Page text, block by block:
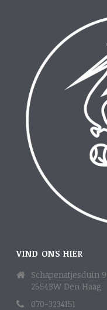
VIND ONS HIER
Schapenatjesduin 9
2554BW Den Haag
070-3234151